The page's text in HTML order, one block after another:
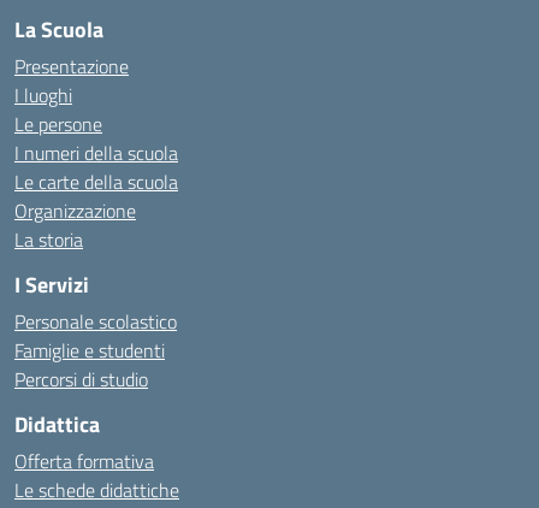
La Scuola
Presentazione
I luoghi
Le persone
I numeri della scuola
Le carte della scuola
Organizzazione
La storia
I Servizi
Personale scolastico
Famiglie e studenti
Percorsi di studio
Didattica
Offerta formativa
Le schede didattiche